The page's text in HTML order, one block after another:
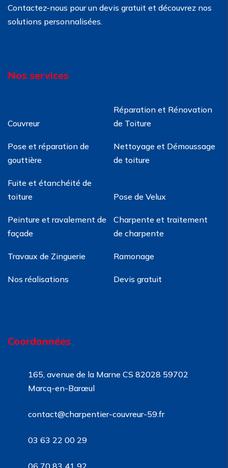
Contactez-nous pour un devis gratuit et découvrez nos
solutions personnalisées.
Nos services
Couvreur
Réparation et Rénovation
de Toiture
Pose et réparation de
gouttière
Nettoyage et Démoussage
de toiture
Fuite et étanchéité de
toiture
Pose de Velux
Peinture et ravalement de
façade
Charpente et traitement
de charpente
Travaux de Zinguerie Ramonage
Nos réalisations Devis gratuit
Coordonnées
165, avenue de la Marne CS 82028 59702
Marcq-en-Barœul
contact@charpentier-couvreur-59.fr
03 63 22 00 29